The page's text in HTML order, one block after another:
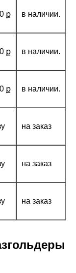
ք в наличии.
ք в наличии.
ք в наличии.
на заказ
на заказ
на заказ